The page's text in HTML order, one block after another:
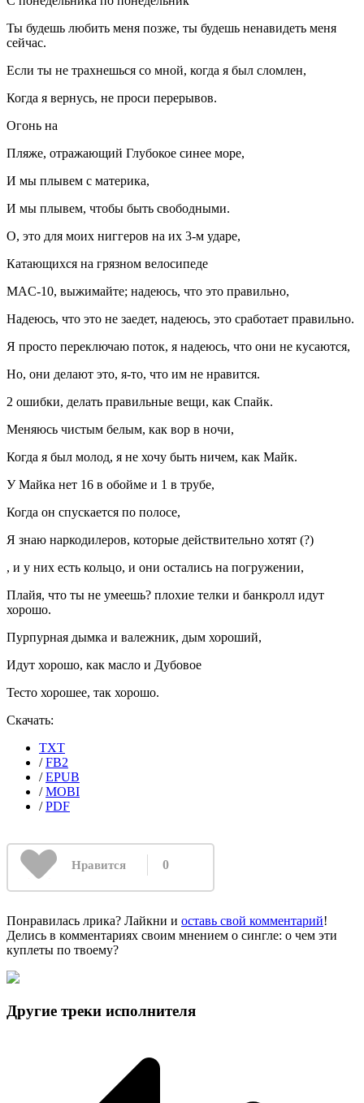
Ты будешь любить меня позже, ты будешь ненавидеть меня
сейчас.
Если ты не трахнешься со мной, когда я был сломлен,
Когда я вернусь, не проси перерывов.
Огонь на
Пляже, отражающий Глубокое синее море,
И мы плывем с материка,
И мы плывем, чтобы быть свободными.
О, это для моих ниггеров на их 3-м ударе,
Катающихся на грязном велосипеде
MAC-10, выжимайте; надеюсь, что это правильно,
Надеюсь, что это не заедет, надеюсь, это сработает правильно.
Я просто переключаю поток, я надеюсь, что они не кусаются,
Но, они делают это, я-то, что им не нравится.
2 ошибки, делать правильные вещи, как Спайк.
Меняюсь чистым белым, как вор в ночи,
Когда я был молод, я не хочу быть ничем, как Майк.
У Майка нет 16 в обойме и 1 в трубе,
Когда он спускается по полосе,
Я знаю наркодилеров, которые действительно хотят (?)
, и у них есть кольцо, и они остались на погружении,
Плайя, что ты не умеешь? плохие телки и банкролл идут
хорошо.
Пурпурная дымка и валежник, дым хороший,
Идут хорошо, как масло и Дубовое
Тесто хорошее, так хорошо.
Скачать:
TXT
/FB2
/EPUB
/MOBI
/PDF
Нравится 0
Понравилась лрика? Лайкни и оставь свой комментарий!
Делись в комментариях своим мнением о сингле: о чем эти
куплеты по твоему?
Другие треки исполнителя